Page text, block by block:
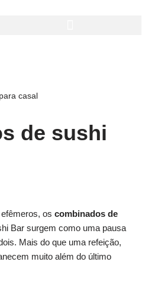
casal
de sushi
os combinados de
Bar surgem como uma pausa
Mais do que uma refeição,
muito além do último